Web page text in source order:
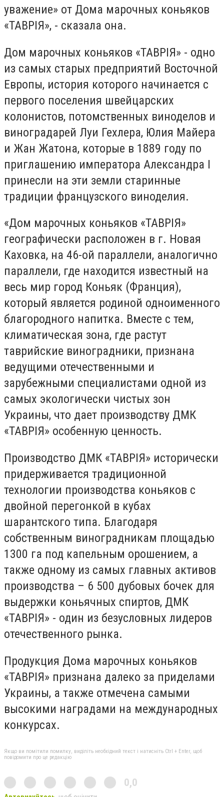
уважение» от Дома марочных коньяков
«ТАВРІЯ», - сказала она.
Дом марочных коньяков «ТАВРІЯ» - одно
из самых старых предприятий Восточной
Европы, история которого начинается с
первого поселения швейцарских
колонистов, потомственных виноделов и
виноградарей Луи Гехлера, Юлия Майера
и Жан Жатона, которые в 1889 году по
приглашению императора Александра I
принесли на эти земли старинные
традиции французского виноделия.
«Дом марочных коньяков «ТАВРІЯ»
географически расположен в г. Новая
Каховка, на 46-ой параллели, аналогично
параллели, где находится известный на
весь мир город Коньяк (Франция),
который является родиной одноименного
благородного напитка. Вместе с тем,
климатическая зона, где растут
таврийские виноградники, признана
ведущими отечественными и
зарубежными специалистами одной из
самых экологически чистых зон
Украины, что дает производству ДМК
«ТАВРІЯ» особенную ценность.
Производство ДМК «ТАВРІЯ» исторически
придерживается традиционной
технологии производства коньяков с
двойной перегонкой в кубах
шарантского типа. Благодаря
собственным виноградникам площадью
1300 га под капельным орошением, а
также одному из самых главных активов
производства – 6 500 дубовых бочек для
выдержки коньячных спиртов, ДМК
«ТАВРІЯ» - один из безусловных лидеров
отечественного рынка.
Продукция Дома марочных коньяков
«ТАВРІЯ» признана далеко за приделами
Украины, а также отмечена самыми
высокими наградами на международных
конкурсах.
Якщо ви помітили помилку, виділіть необхідний текст і натисніть Ctrl + Enter, щоб
повідомити про це редакцію
0,0